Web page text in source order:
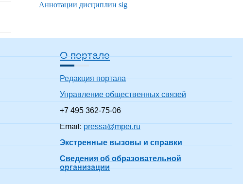
Аннотации дисциплин sig
О портале
Редакция портала
Управление общественных связей
+7 495 362-75-06
Email: pressa@mpei.ru
Экстренные вызовы и справки
Сведения об образовательной
организации